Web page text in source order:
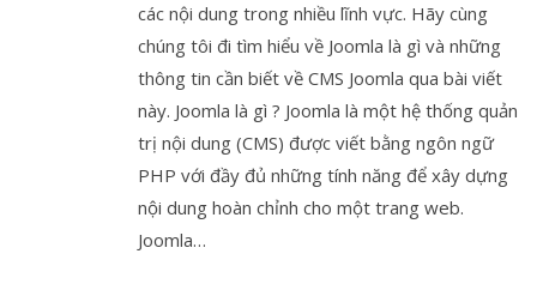
các nội dung trong nhiều lĩnh vực. Hãy cùng
chúng tôi đi tìm hiểu về Joomla là gì và những
thông tin cần biết về CMS Joomla qua bài viết
này. Joomla là gì ? Joomla là một hệ thống quản
trị nội dung (CMS) được viết bằng ngôn ngữ
PHP với đầy đủ những tính năng để xây dựng
nội dung hoàn chỉnh cho một trang web.
Joomla…